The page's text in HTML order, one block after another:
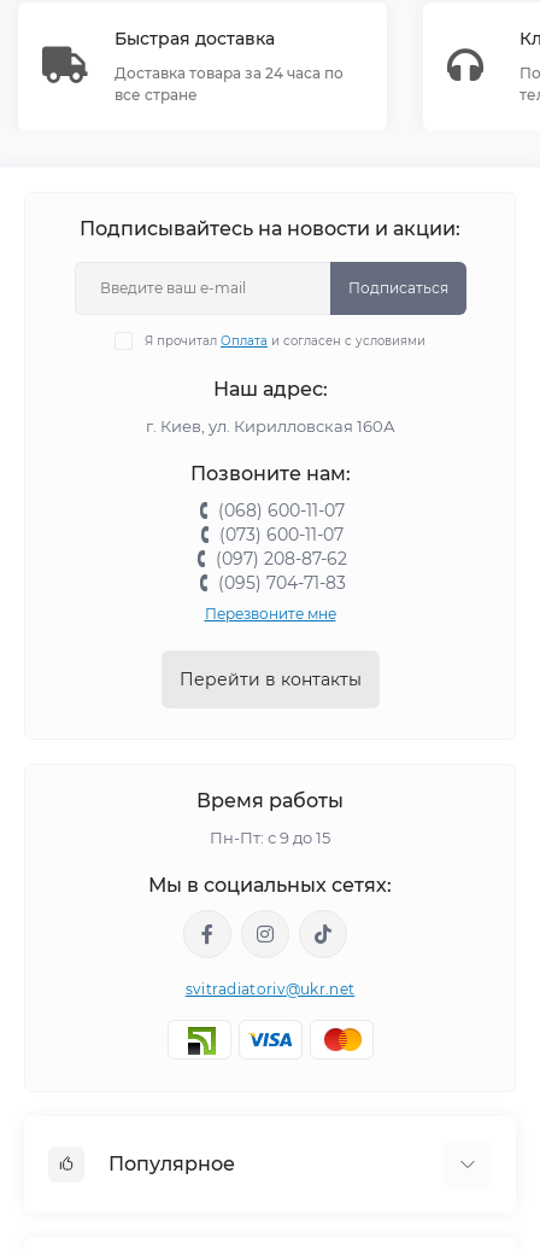
Быстрая доставка
Доставка товара за 24 часа по
все стране
Подписывайтесь на новости и акции:
Подписаться
Я прочитал Оплата и согласен с условиями
Наш адрес:
г. Киев, ул. Кирилловская 160А
Позвоните нам:
(068) 600-11-07
(073) 600-11-07
(097) 208-87-62
(095) 704-71-83
Перезвоните мне
Перейти в контакты
Время работы
Пн-Пт: с 9 до 15
Мы в социальных сетях:
svitradiatoriv@ukr.net
Популярное